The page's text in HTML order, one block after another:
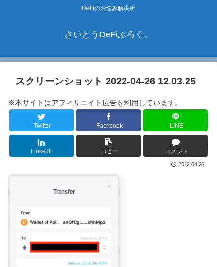
DeFiのお悩み解決所
さいとうDeFiぶろぐ。
スクリーンショット 2022-04-26 12.03.25
※本サイトはアフィリエイト広告を利用しています。
Twitter Facebook LINE
LinkedIn コピー コメント
2022.04.26